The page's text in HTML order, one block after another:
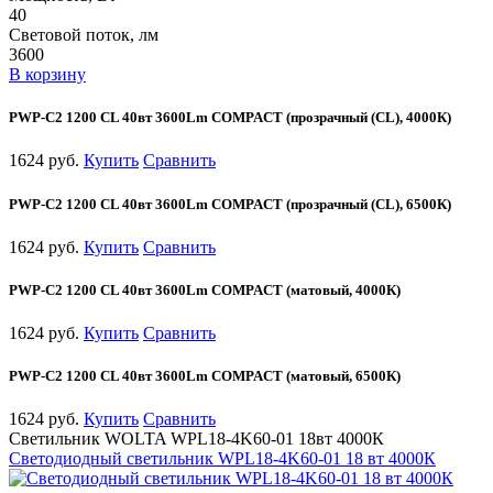
40
Световой поток, лм
3600
В корзину
PWP-С2 1200 CL 40вт 3600Lm COMPACT (прозрачный (CL), 4000К)
1624 руб. Купить Сравнить
PWP-С2 1200 CL 40вт 3600Lm COMPACT (прозрачный (CL), 6500К)
1624 руб. Купить Сравнить
PWP-С2 1200 CL 40вт 3600Lm COMPACT (матовый, 4000К)
1624 руб. Купить Сравнить
PWP-С2 1200 CL 40вт 3600Lm COMPACT (матовый, 6500К)
1624 руб. Купить Сравнить
Светильник WOLTA WPL18-4K60-01 18вт 4000К
Светодиодный светильник WPL18-4K60-01 18 вт 4000К